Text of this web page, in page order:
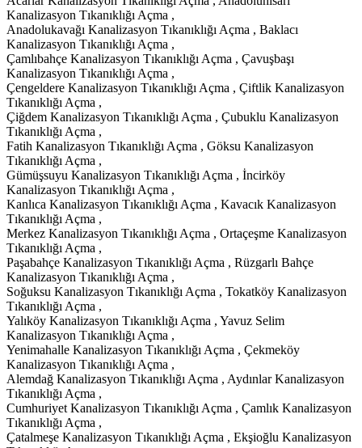
Kanalizasyon Tıkanıklığı Açma ,
Anadolukavağı Kanalizasyon Tıkanıklığı Açma , Baklacı
Kanalizasyon Tıkanıklığı Açma ,
Çamlıbahçe Kanalizasyon Tıkanıklığı Açma , Çavuşbaşı
Kanalizasyon Tıkanıklığı Açma ,
Çengeldere Kanalizasyon Tıkanıklığı Açma , Çiftlik Kanalizasyon
Tıkanıklığı Açma ,
Çiğdem Kanalizasyon Tıkanıklığı Açma , Çubuklu Kanalizasyon
Tıkanıklığı Açma ,
Fatih Kanalizasyon Tıkanıklığı Açma , Göksu Kanalizasyon
Tıkanıklığı Açma ,
Gümüşsuyu Kanalizasyon Tıkanıklığı Açma , İncirköy
Kanalizasyon Tıkanıklığı Açma ,
Kanlıca Kanalizasyon Tıkanıklığı Açma , Kavacık Kanalizasyon
Tıkanıklığı Açma ,
Merkez Kanalizasyon Tıkanıklığı Açma , Ortaçeşme Kanalizasyon
Tıkanıklığı Açma ,
Paşabahçe Kanalizasyon Tıkanıklığı Açma , Rüzgarlı Bahçe
Kanalizasyon Tıkanıklığı Açma ,
Soğuksu Kanalizasyon Tıkanıklığı Açma , Tokatköy Kanalizasyon
Tıkanıklığı Açma ,
Yalıköy Kanalizasyon Tıkanıklığı Açma , Yavuz Selim
Kanalizasyon Tıkanıklığı Açma ,
Yenimahalle Kanalizasyon Tıkanıklığı Açma , Çekmeköy
Kanalizasyon Tıkanıklığı Açma ,
Alemdağ Kanalizasyon Tıkanıklığı Açma , Aydınlar Kanalizasyon
Tıkanıklığı Açma ,
Cumhuriyet Kanalizasyon Tıkanıklığı Açma , Çamlık Kanalizasyon
Tıkanıklığı Açma ,
Çatalmeşe Kanalizasyon Tıkanıklığı Açma , Ekşioğlu Kanalizasyon